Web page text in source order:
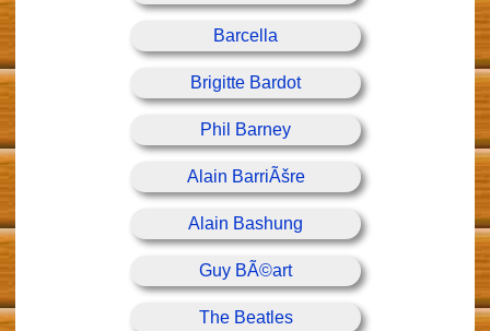
Barcella
Brigitte Bardot
Phil Barney
Alain BarriÃšre
Alain Bashung
Guy BÃ©art
The Beatles